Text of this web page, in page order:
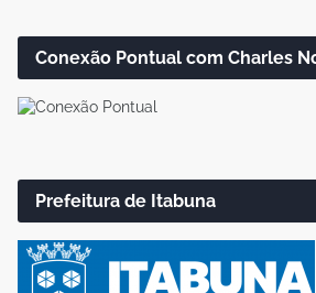
Conexão Pontual com Charles
Prefeitura de Itabuna